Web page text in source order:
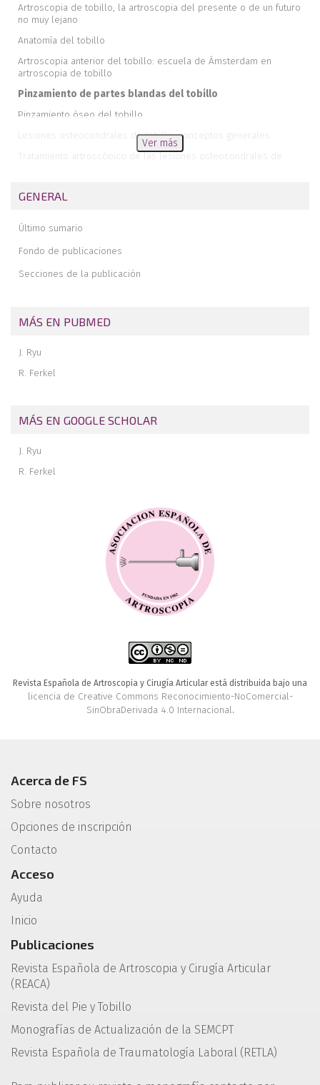
Artroscopia de tobillo, la artroscopia del presente o de un futuro
no muy lejano
Anatomía del tobillo
Artroscopia anterior del tobillo: escuela de Ámsterdam en
artroscopia de tobillo
Pinzamiento de partes blandas del tobillo
Pinzamiento óseo del tobillo
Lesiones osteocondrales de tobillo: conceptos generales
Tratamiento artroscópico de las lesiones osteocondrales de
tobillo
Transferencia endoscópica del tendón del músculo flexor hallucis
Anatomía de los ligamentos talofibular anterior y calcaneofibular
Ver más
GENERAL
Último sumario
Fondo de publicaciones
Secciones de la publicación
MÁS EN PUBMED
J. Ryu
R. Ferkel
MÁS EN GOOGLE SCHOLAR
J. Ryu
R. Ferkel
Revista Española de Artroscopia y Cirugía Articular está distribuida bajo una
licencia de Creative Commons Reconocimiento-NoComercial-
SinObraDerivada 4.0 Internacional.
Acerca de FS
Sobre nosotros
Opciones de inscripción
Contacto
Acceso
Ayuda
Inicio
Publicaciones
Revista Española de Artroscopia y Cirugía Articular
(REACA)
Revista del Pie y Tobillo
Monografías de Actualización de la SEMCPT
Revista Española de Traumatología Laboral (RETLA)